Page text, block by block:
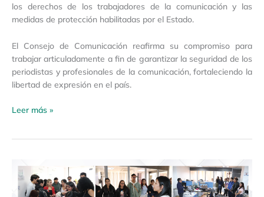
los derechos de los trabajadores de la comunicación y las
medidas de protección habilitadas por el Estado.
El Consejo de Comunicación reafirma su compromiso para
trabajar articuladamente a fin de garantizar la seguridad de los
periodistas y profesionales de la comunicación, fortaleciendo la
libertad de expresión en el país.
Leer más »
Boletín
De
Prensa